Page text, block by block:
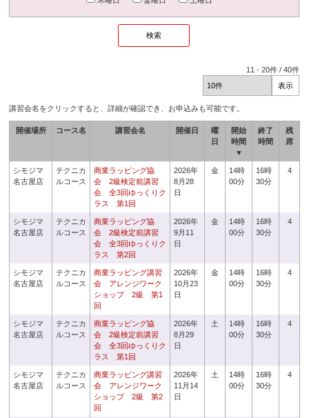
11 -20件 /40件
講習会名をクリックすると、詳細が確認でき、お申込みも可能です。
開催場所 コース名 講習会名 開催日
曜
日
開始
時間
▼
終了
時間
残
席
シモジマ
名古屋店
テクニカ
ルコース
商業ラッピング協
会 2級検定前講習
会 全3回ゆっくりク
ラス 第1回
2026年
8月28
日
金
14時
00分
16時
30分
4
シモジマ
名古屋店
テクニカ
ルコース
商業ラッピング協
会 2級検定前講習
会 全3回ゆっくりク
ラス 第2回
2026年
9月11
日
金
14時
00分
16時
30分
4
シモジマ
名古屋店
テクニカ
ルコース
商業ラッピング講習
会 アレンジワーク
ショップ 2級 第1
回
2026年
10月23
日
金
14時
00分
16時
30分
4
シモジマ
名古屋店
テクニカ
ルコース
商業ラッピング協
会 2級検定前講習
会 全3回ゆっくりク
ラス 第1回
2026年
8月29
日
土
14時
00分
16時
30分
4
シモジマ
名古屋店
テクニカ
ルコース
商業ラッピング講習
会 アレンジワーク
ショップ 2級 第2
回
2026年
11月14
日
土
14時
00分
16時
30分
4